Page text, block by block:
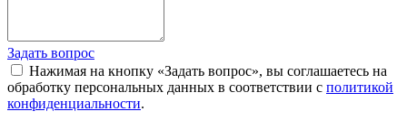
Задать вопрос
Нажимая на кнопку «Задать вопрос», вы соглашаетесь на
обработку персональных данных в соответствии с политикой
конфиденциальности.